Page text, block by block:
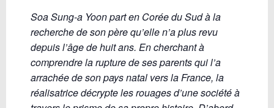
Soa Sung-a Yoon part en Corée du Sud à la
recherche de son père qu’elle n’a plus revu
depuis l’âge de huit ans. En cherchant à
comprendre la rupture de ses parents qui l’a
arrachée de son pays natal vers la France, la
réalisatrice décrypte les rouages d’une société à